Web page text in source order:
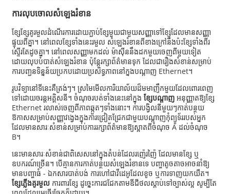
ការលុបចោលសំឡេងរំខាន
ខ្សែ​ខ្សែ​គូ​រមួល​ដំណើរការ​ដោយ​ភ្ជាប់​ខ្សែ​មួយ​ជាមួយ​សញ្ញា​ទៅ​ខ្សែ​ដែល​មាន​សញ្ញា​
ផ្ទុយ​ពី​គ្នា។ នៅពេល​ខ្សែ​ទាំងនេះ​រមួល សំឡេង​រំខាន​ពី​ខាងក្រៅ​នឹង​ប៉ះ​ខ្សែ​ទាំងពីរ​
ស្ទើរតែ​ដូចគ្នា​។ នៅពេល​សញ្ញា​មកដល់ ម៉ាស៊ីន​នឹង​ដក​មួយ​ចេញពី​មួយទៀត
ដោយ​លុបបំបាត់​សំឡេង​រំខាន ប៉ុន្តែ​រក្សា​ព័ត៌មាន​ទុក ដែល​ជា​រឿង​សំខាន់​សម្រាប់​
ការបញ្ជូន​ទិន្នន័យ​ប្រកបដោយ​ប្រសិទ្ធភាព​នៅក្នុង​បណ្តាញ Ethernet។
រូបវិទ្យានៅទីនេះគឺត្រង់ៗ។ ស្រមៃមើលការិយាល័យដ៏មមាញឹកមួយដែលពោរពេញ
ទៅដោយចរន្តអគ្គិសនី។ ចំណុចរបត់ទាំងនេះនៅក្នុង ខ្សែបណ្តាញអនុញ្ញាតឱ្យខ្សែ
Ethernet រលាស់ចេញពីភាពឆ្កួតៗទាំងនោះ។ ការបង្វិលនីមួយៗកាត់បន្ថយ
ឱកាសសម្រាប់សញ្ញាវង្វេងក្នុងការជ្រៀតជ្រែកជាមួយបណ្តាញកុំព្យូទ័ររបស់អ្នក
ដែលមានសារៈសំខាន់សម្រាប់ការរក្សាព័ត៌មានឱ្យស្អាតពីចំណុច A ដល់ចំណុច
B។
នេះមានសារៈសំខាន់ជាពិសេសនៅក្នុងតំបន់ដែលរញ៉េរញ៉ៃ ដែលមានខ្សែ ឬ
ឧបករណ៍ច្រើន។ បើគ្មានការកាត់បន្ថយសំឡេងរំខានទេ បញ្ហាតូចតាចអាចនាំឱ្យ
មានបញ្ហាធំ - ឯកសារបាត់បង់ ការហៅជាវីដេអូដែលខូច ឬការទាញយកយឺត។
ខ្សែភ្លើងគូរមួលការពារខ្សែ ដូច្នេះការជជែកតាមឌីជីថលស្តាប់ទៅច្បាស់ល្អ សូម្បីតែ